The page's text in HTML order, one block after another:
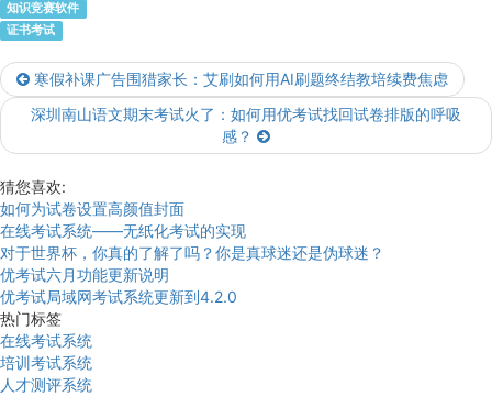
知识竞赛软件
证书考试
寒假补课广告围猎家长：艾刷如何用AI刷题终结教培续费焦虑
深圳南山语文期末考试火了：如何用优考试找回试卷排版的呼吸
感？
猜您喜欢:
如何为试卷设置高颜值封面
在线考试系统——无纸化考试的实现
对于世界杯，你真的了解了吗？你是真球迷还是伪球迷？
优考试六月功能更新说明
优考试局域网考试系统更新到4.2.0
热门标签
在线考试系统
培训考试系统
人才测评系统